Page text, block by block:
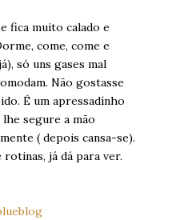
fica muito calado e
come, come e
só uns gases mal
Não gostasse
É um apressadínho
segure a mão
( depois cansa-se).
já dá para ver.